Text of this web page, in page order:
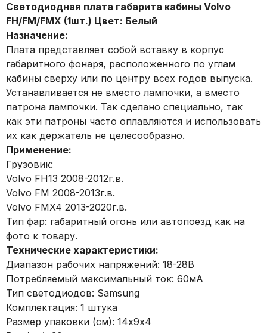
Светодиодная плата габарита кабины Volvo
FH/FM/FMX (1шт.) Цвет: Белый
Назначение:
Плата представляет собой вставку в корпус
габаритного фонаря, расположенного по углам
кабины сверху или по центру всех годов выпуска.
Устанавливается не вместо лампочки, а вместо
патрона лампочки. Так сделано специально, так
как эти патроны часто оплавляются и использовать
их как держатель не целесообразно.
Применение:
Грузовик:
Volvo FH13 2008-2012г.в.
Volvo FM 2008-2013г.в.
Volvo FMX4 2013-2020г.в.
Тип фар: габаритный огонь или автопоезд как на
фото к товару.
Технические характеристики:
Диапазон рабочих напряжений: 18-28В
Потребляемый максимальный ток: 60мА
Тип светодиодов: Samsung
Комплектация: 1 штука
Размер упаковки (см): 14х9х4